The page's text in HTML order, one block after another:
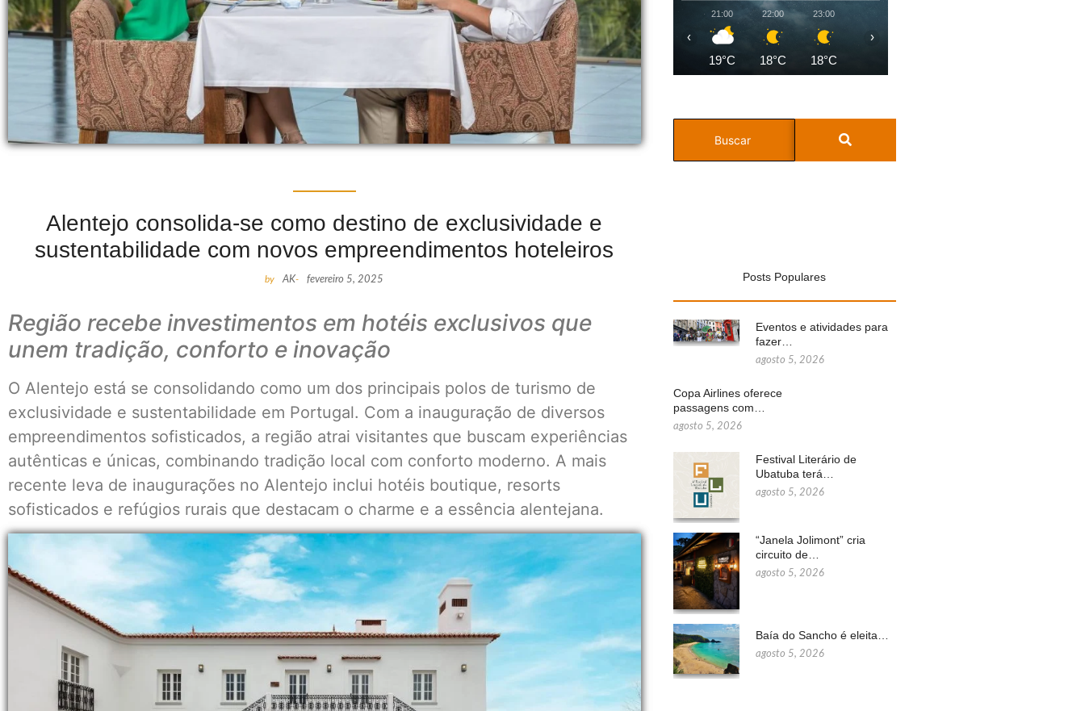
Alentejo consolida-se como destino de exclusividade e
sustentabilidade com novos empreendimentos hoteleiros
by AK- fevereiro 5, 2025
Região recebe investimentos em hotéis exclusivos que
unem tradição, conforto e inovação
O Alentejo está se consolidando como um dos principais polos de turismo de
exclusividade e sustentabilidade em Portugal. Com a inauguração de diversos
empreendimentos sofisticados, a região atrai visitantes que buscam experiências
autênticas e únicas, combinando tradição local com conforto moderno. A mais
recente leva de inaugurações no Alentejo inclui hotéis boutique, resorts
sofisticados e refúgios rurais que destacam o charme e a essência alentejana.
21:00
19°C
22:00
18°C
23:00
18°C
‹ ›
Posts Populares
Eventos e atividades para
fazer…
agosto 5, 2026
Copa Airlines oferece
passagens com…
agosto 5, 2026
Festival Literário de
Ubatuba terá…
agosto 5, 2026
“Janela Jolimont” cria
circuito de…
agosto 5, 2026
Baía do Sancho é eleita…
agosto 5, 2026